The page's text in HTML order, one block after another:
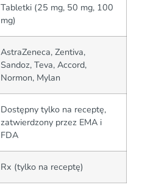
Tabletki (25 mg, 50 mg, 100
mg)
AstraZeneca, Zentiva,
Sandoz, Teva, Accord,
Normon, Mylan
Dostępny tylko na receptę,
zatwierdzony przez EMA i
FDA
Rx (tylko na receptę)